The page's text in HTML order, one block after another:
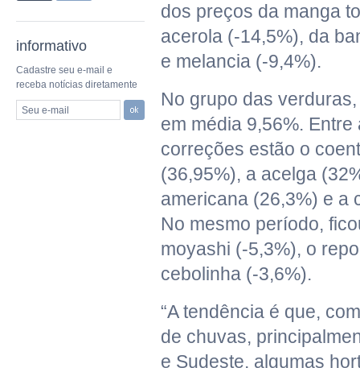
informativo
Cadastre seu e-mail e
receba notícias diretamente
Seu e-mail
dos preços da manga
acerola (-14,5%), da
e melancia (-9,4%).
No grupo das
em média 9,56%.
correções estão o
(36,95%), a acelga
americana (26,3%) e a
No mesmo período,
moyashi (-5,3%), o
cebolinha (-3,6%).
“A tendência é que,
de chuvas,
e Sudeste, algumas